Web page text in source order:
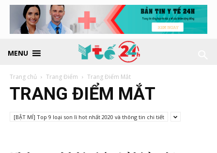
MENU
Trang chủ Trang Điểm Trang Điểm Mắt
TRANG ĐIỂM MẮT
[BẬT MÍ] Top 9 loại son lì hot nhất 2020 và thông tin chi tiết